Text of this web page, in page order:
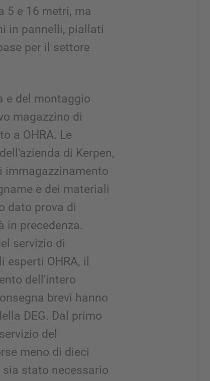
5 e 16 metri, ma
in pannelli, piallati
per il settore
e del montaggio
magazzino di
a OHRA. Le
di Kerpen,
e dei materiali
dato prova di
in precedenza.
servizio di
OHRA, il
dell'intero
brevi hanno
DEG. Dal primo
del
meno di dieci
stato necessario